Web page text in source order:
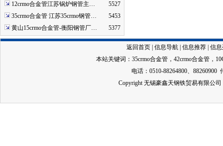
12crmo合金管江苏锅炉钢管主…
5527
35crmo合金管 江苏35crmo钢管…
5453
黄山15crmo合金管-衡阳钢管厂…
5377
返回首页 信息导航 信息推荐 信
本站关键词： 35crmo合金管 ， 42crmo合金管 ，
电话：0510-88264800、88260900
Copyright 无锡豪鑫天钢铁贸易有限公